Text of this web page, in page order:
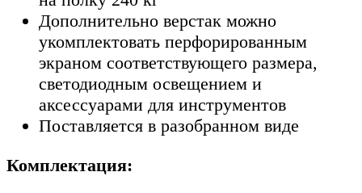
Дополнительно верстак можно
укомплектовать перфорированным
экраном соответствующего размера,
светодиодным освещением и
аксессуарами для инструментов
Поставляется в разобранном виде
Комплектация: